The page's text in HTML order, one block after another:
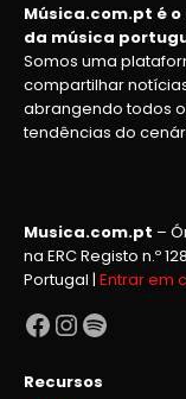
Música.com.pt é
da música
Somos uma
compartilhar
abrangendo todos
tendências do
Musica.com.pt –
na ERC Registo n.º
Portugal | Entrar em
Facebook
Instagram
Spotify
Recursos